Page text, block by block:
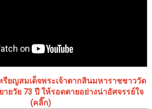
รียญสมเด็จพระเจ้าตากสินมหาราชชาววัด
วัย 73 ปี ให้รอดตายอย่างน่าอัศจรรย์ใจ
(คลิ๊ก)